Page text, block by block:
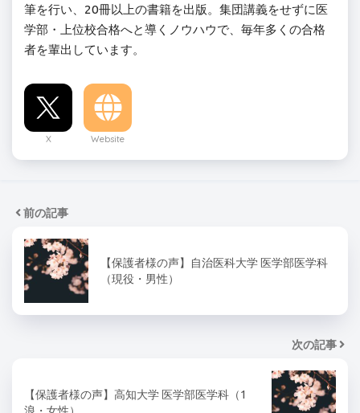
筆を行い、20冊以上の書籍を出版。集団講義をせずに医
学部・上位校合格へと導くノウハウで、毎年多くの合格
者を輩出しています。
X Website
前の記事
【保護者様の声】自治医科大学 医学部医学科
（現役・男性）
次の記事
【保護者様の声】高知大学 医学部医学科（1
浪・女性）